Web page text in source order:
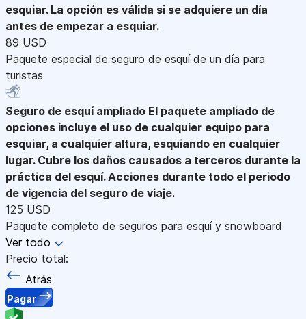
esquiar. La opción es válida si se adquiere un día
antes de empezar a esquiar.
89 USD
Paquete especial de seguro de esquí de un día para
turistas
Seguro de esquí ampliado El paquete ampliado de
opciones incluye el uso de cualquier equipo para
esquiar, a cualquier altura, esquiando en cualquier
lugar. Cubre los daños causados a terceros durante la
práctica del esquí. Acciones durante todo el periodo
de vigencia del seguro de viaje.
125 USD
Paquete completo de seguros para esquí y snowboard
Ver todo
Precio total:
Atrás
Pagar